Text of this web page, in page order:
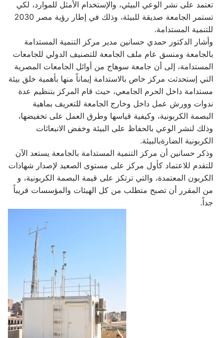
تعتمد على نشر الوعي البيئي، والإستخدام الأمثل للموارد، لكي
تستمر الجامعة صديقة للبيئة، وذلك في إطار رؤية مصر 2030
للتنمية المستدامة.
وأشار الدكتور حمدي حسانين مدير مركز التنمية المستدامة
بالجامعة ومنسق عام ملف الجامعة للتصنيف الدولي للجامعات
المستدامة، إلى أن جامعة سوهاج من أوائل الجامعات المصرية
التي إستحدثت مركز خاص بالاستدامة إيماناً منها بأهمية خلق بيئة
مستدامة داخل الحرم الجامعي، حيث قام المركز بتنظيم عدة
ندوات وورش عمل داخل وخارج الجامعة للتعريف بماهية
البصمة الكربونية، وكيفية قياسها وطرق العمل على تخفيضها،
وذلك لنشر الوعي بالحفاظ على البيئة وخفض الانبعاثات
الكربونية الضارةبالبيئة.
وذكر حسانين أن مركز التنمية المستدامة بالجامعة يستعد الآن
للتقدم للاعتماد كأول مركز على مستوى الصعيد لإصدار شهادات
الكربون المعتمدة، والتي ترتكز على قيمة البصمة الكربونية، و
من المقرر أن تصبح متطلب من كل الهيئات والمؤسسات قريباً
جداً.